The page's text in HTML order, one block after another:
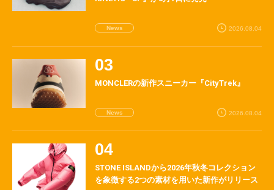
News 2026.08.04
MONCLERの新作スニーカー『CityTrek』
News 2026.08.04
STONE ISLANDから2026年秋冬コレクション
を象徴する2つの素材を用いた新作がリリース